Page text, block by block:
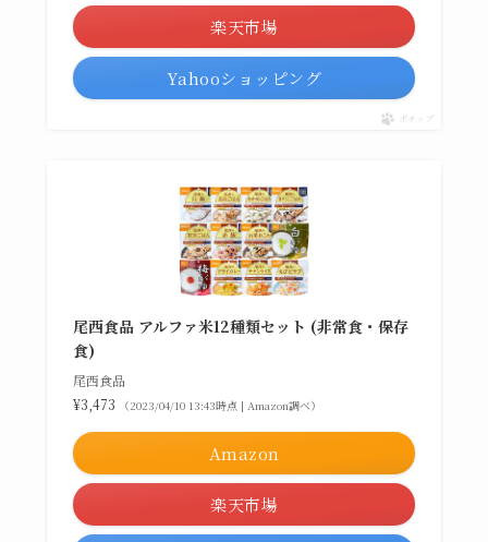
楽天市場
Yahooショッピング
ポチップ
尾西食品 アルファ米12種類セット (非常食・保存
食)
尾西食品
¥3,473
（2023/04/10 13:43時点 | Amazon調べ）
Amazon
楽天市場